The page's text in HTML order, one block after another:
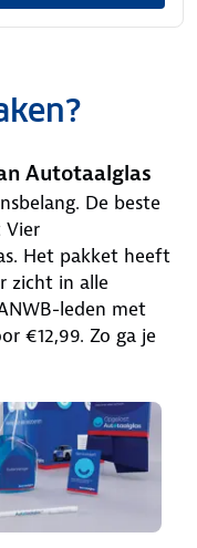
Autotaalglas
De beste
Vier
Het pakket heeft
zicht in alle
leden met
€12,99. Zo ga je